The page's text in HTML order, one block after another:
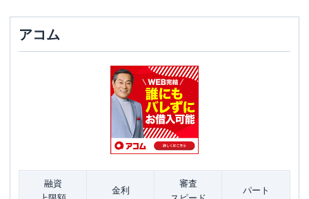
アコム
融資
金利
審査
パート